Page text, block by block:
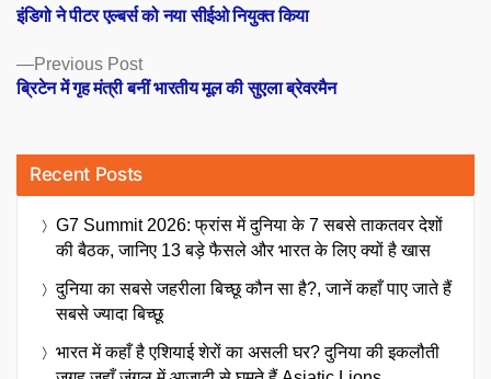
navigation
Previous PostPrevious
post:
ब्रिटेन में गृह मंत्री बनीं भारतीय मूल की सुएला ब्रेवरमैन
post:
इंडिगो ने पीटर एल्बर्स को नया सीईओ नियुक्त किया
Recent Posts
G7 Summit 2026: फ्रांस में दुनिया के 7 सबसे ताकतवर देशों
की बैठक, जानिए 13 बड़े फैसले और भारत के लिए क्यों है खास
दुनिया का सबसे जहरीला बिच्छू कौन सा है?, जानें कहाँ पाए जाते हैं
सबसे ज्यादा बिच्छू
भारत में कहाँ है एशियाई शेरों का असली घर? दुनिया की इकलौती